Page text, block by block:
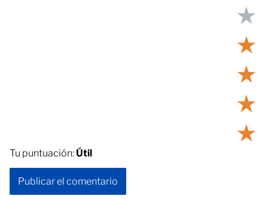
★
★
★
★
★
Tu puntuación: Útil